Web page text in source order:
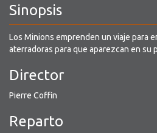
Sinopsis
Los Minions emprenden un viaje para
aterradoras para que aparezcan en su
Director
Pierre Coffin
Reparto